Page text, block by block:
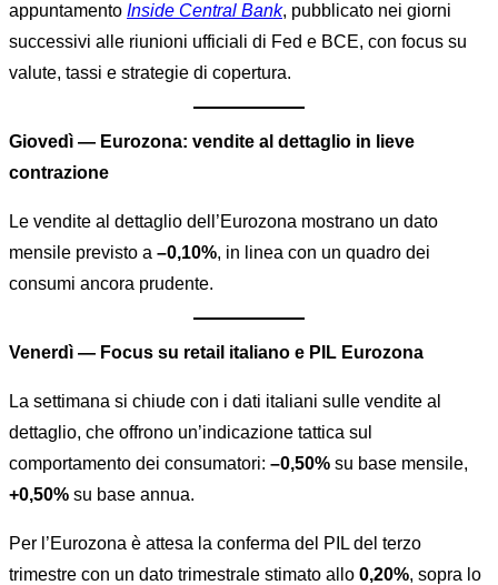
appuntamento Inside Central Bank, pubblicato nei giorni
successivi alle riunioni ufficiali di Fed e BCE, con focus su
valute, tassi e strategie di copertura.
Giovedì — Eurozona: vendite al dettaglio in lieve
contrazione
Le vendite al dettaglio dell’Eurozona mostrano un dato
mensile previsto a –0,10%, in linea con un quadro dei
consumi ancora prudente.
Venerdì — Focus su retail italiano e PIL Eurozona
La settimana si chiude con i dati italiani sulle vendite al
dettaglio, che offrono un’indicazione tattica sul
comportamento dei consumatori: –0,50% su base mensile,
+0,50% su base annua.
Per l’Eurozona è attesa la conferma del PIL del terzo
trimestre con un dato trimestrale stimato allo 0,20%, sopra lo